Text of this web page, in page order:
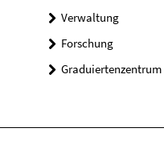
Verwaltung
Forschung
Graduiertenzentrum